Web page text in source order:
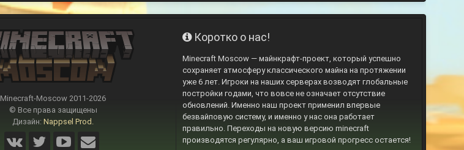
Minecraft-Moscow 2011-2026
© Все права защищены
Дизайн: Nappsel Prod.
Коротко о нас!
Minecraft Moscow — майнкрафт-проект, который успешно
сохраняет атмосферу классического майна на протяжении
уже 6 лет. Игроки на наших серверах возводят глобальные
постройки годами, что вовсе не означает отсутствие
обновлений. Именно наш проект применил впервые
безвайповую систему, и именно у нас она работает
правильно. Переходы на новую версию minecraft
производятся регулярно, а ваш игровой прогресс остается!